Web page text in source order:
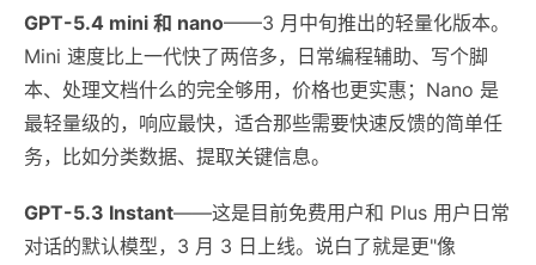
GPT-5.4 mini 和 nano——3 月中旬推出的轻量化版本。
Mini 速度比上一代快了两倍多，日常编程辅助、写个脚
本、处理文档什么的完全够用，价格也更实惠；Nano 是
最轻量级的，响应最快，适合那些需要快速反馈的简单任
务，比如分类数据、提取关键信息。
GPT-5.3 Instant——这是目前免费用户和 Plus 用户日常
对话的默认模型，3 月 3 日上线。说白了就是更"像